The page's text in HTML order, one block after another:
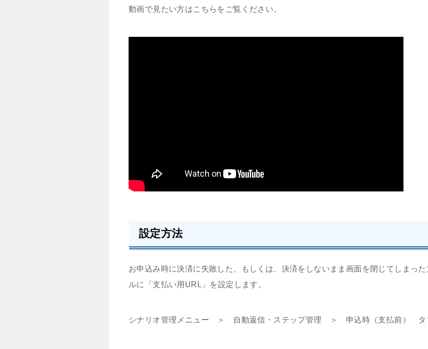
動画で見たい方はこちらをご覧ください。
設定方法
お申込み時に決済に失敗した、もしくは、決済をしないまま画面を閉じてしまっ
ルに「支払い用URL」を設定します。
シナリオ管理メニュー ＞ 自動返信・ステップ管理 ＞ 申込時（支払前） タ